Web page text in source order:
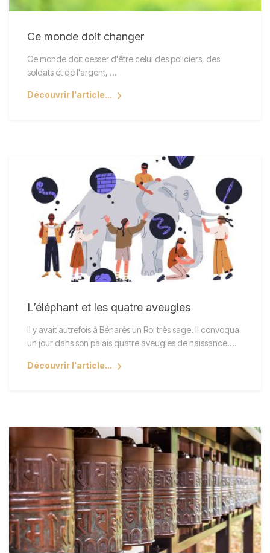
Ce monde doit changer
Ce monde doit cesser d'être celui des policiers, des
soldats et de l'argent, ...
Découvrir l'article...
L’éléphant et les quatre aveugles
Il y avait autrefois à Bénarès un Roi très sage. Il convoqua
un jour dans son palais quatre aveugles de naissance.…
Découvrir l'article...